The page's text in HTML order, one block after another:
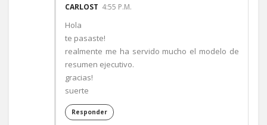
CARLOST 4:55 P.M.
Hola
te pasaste!
realmente me ha servido mucho el modelo de
resumen ejecutivo.
gracias!
suerte
Responder